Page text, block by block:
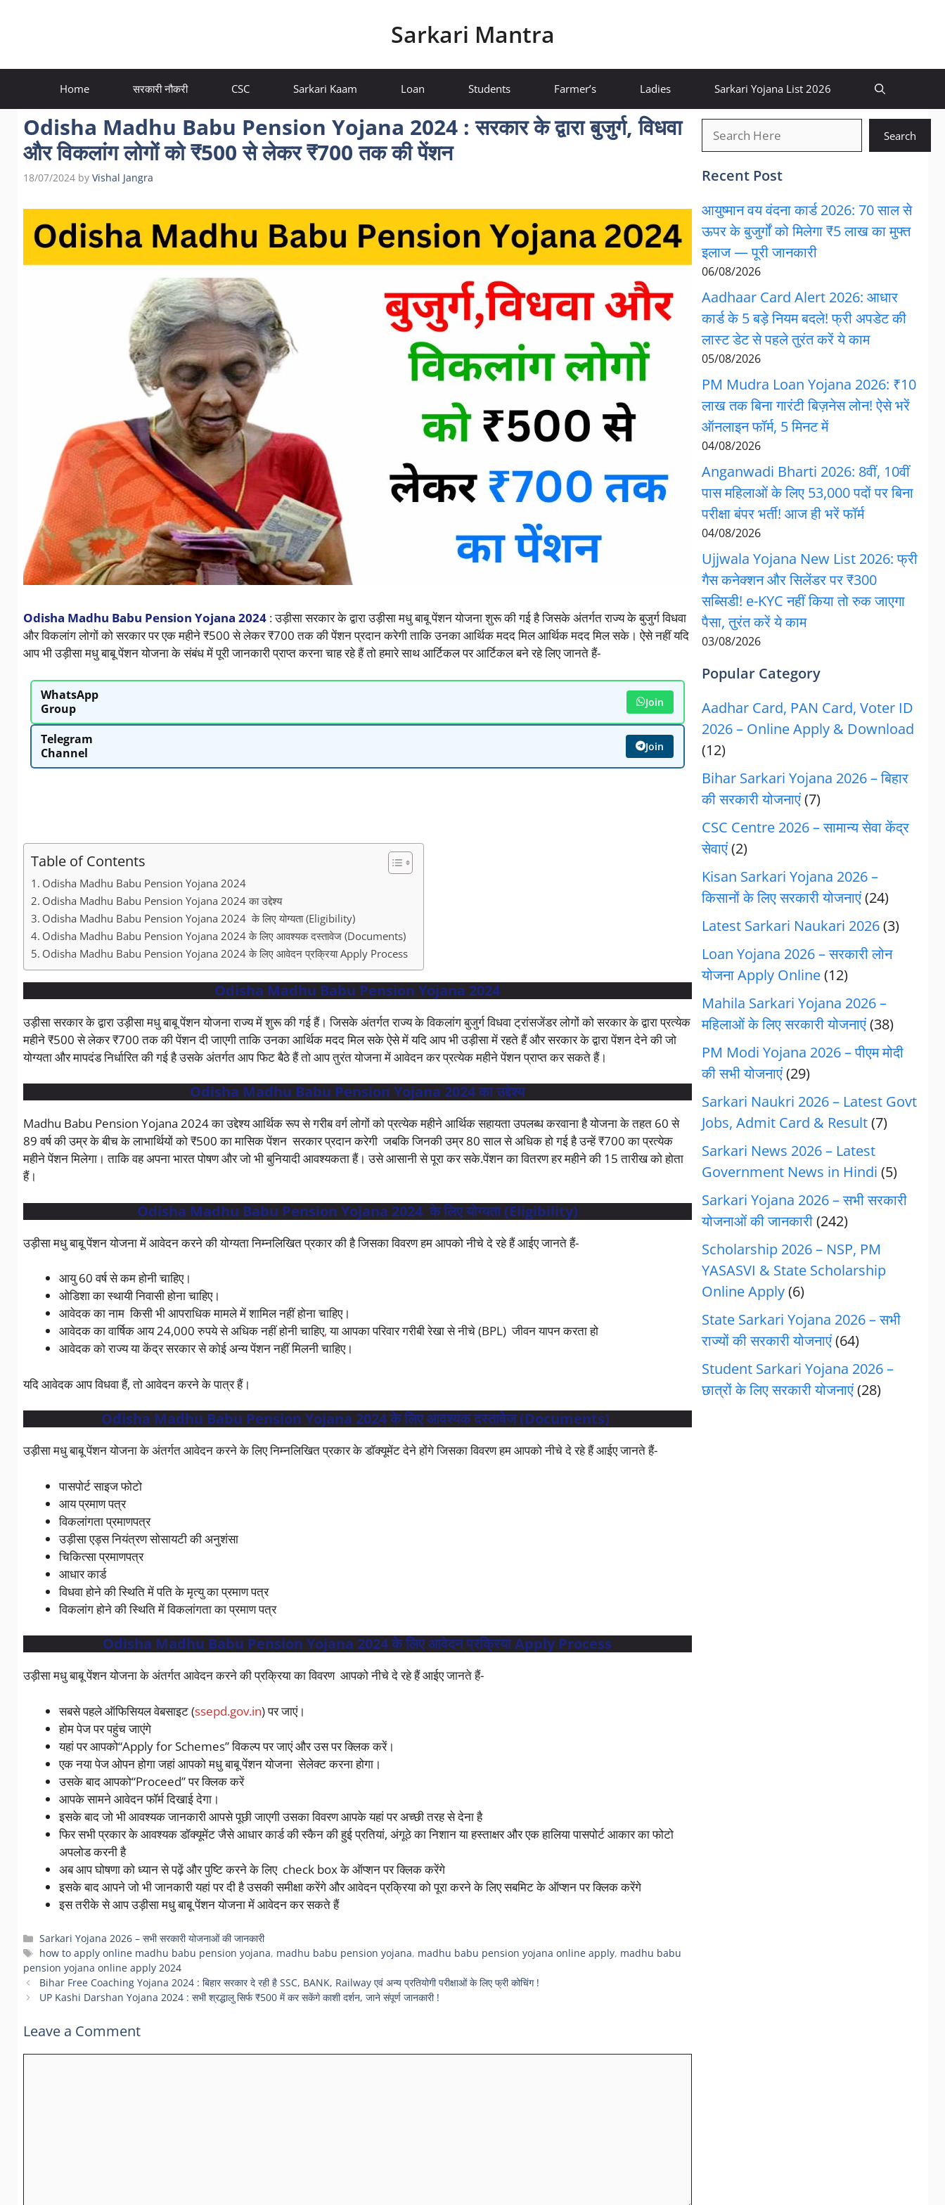
Sarkari Mantra
Home सरकारी नौकरी CSC Sarkari Kaam Loan Students Farmer’s Ladies Sarkari Yojana List 2026
Odisha Madhu Babu Pension Yojana 2024 : सरकार के द्वारा बुजुर्ग, विधवा
और विकलांग लोगों को ₹500 से लेकर ₹700 तक की पेंशन
18/07/2024 by Vishal Jangra
Odisha Madhu Babu Pension Yojana 2024: उड़ीसा सरकार के द्वारा उड़ीसा मधु बाबू पेंशन योजना शुरू की गई है जिसके अंतर्गत राज्य के बुजुर्ग विधवा
और विकलांग लोगों को सरकार पर एक महीने ₹500 से लेकर ₹700 तक की पेंशन प्रदान करेगी ताकि उनका आर्थिक मदद मिल आर्थिक मदद मिल सके। ऐसे नहीं यदि
आप भी उड़ीसा मधु बाबू पेंशन योजना के संबंध में पूरी जानकारी प्राप्त करना चाह रहे हैं तो हमारे साथ आर्टिकल पर आर्टिकल बने रहे लिए जानते हैं-
WhatsApp
Group
Join
Telegram
Channel
Join
Table of Contents
Odisha Madhu Babu Pension Yojana 2024
Odisha Madhu Babu Pension Yojana 2024 का उद्देश्य
Odisha Madhu Babu Pension Yojana 2024 के लिए योग्यता (Eligibility)
Odisha Madhu Babu Pension Yojana 2024 के लिए आवश्यक दस्तावेज (Documents)
Odisha Madhu Babu Pension Yojana 2024 के लिए आवेदन प्रक्रिया Apply Process
Odisha Madhu Babu Pension Yojana 2024
उड़ीसा सरकार के द्वारा उड़ीसा मधु बाबू पेंशन योजना राज्य में शुरू की गई हैं। जिसके अंतर्गत राज्य के विकलांग बुजुर्ग विधवा ट्रांसजेंडर लोगों को सरकार के द्वारा प्रत्येक
महीने ₹500 से लेकर ₹700 तक की पेंशन दी जाएगी ताकि उनका आर्थिक मदद मिल सके ऐसे में यदि आप भी उड़ीसा में रहते हैं और सरकार के द्वारा पेंशन देने की जो
योग्यता और मापदंड निर्धारित की गई है उसके अंतर्गत आप फिट बैठे हैं तो आप तुरंत योजना में आवेदन कर प्रत्येक महीने पेंशन प्राप्त कर सकते हैं।
Odisha Madhu Babu Pension Yojana 2024 का उद्देश्य
Madhu Babu Pension Yojana 2024 का उद्देश्य आर्थिक रूप से गरीब वर्ग लोगों को प्रत्येक महीने आर्थिक सहायता उपलब्ध करवाना है योजना के तहत 60 से
89 वर्ष की उम्र के बीच के लाभार्थियों को ₹500 का मासिक पेंशन सरकार प्रदान करेगी जबकि जिनकी उम्र 80 साल से अधिक हो गई है उन्हें ₹700 का प्रत्येक
महीने पेंशन मिलेगा। ताकि वह अपना भारत पोषण और जो भी बुनियादी आवश्यकता हैं। उसे आसानी से पूरा कर सके.पेंशन का वितरण हर महीने की 15 तारीख को होता
हैं।
Odisha Madhu Babu Pension Yojana 2024 के लिए योग्यता (Eligibility)
उड़ीसा मधु बाबू पेंशन योजना में आवेदन करने की योग्यता निम्नलिखित प्रकार की है जिसका विवरण हम आपको नीचे दे रहे हैं आईए जानते हैं-
आयु 60 वर्ष से कम होनी चाहिए।
ओडिशा का स्थायी निवासी होना चाहिए।
आवेदक का नाम किसी भी आपराधिक मामले में शामिल नहीं होना चाहिए।
आवेदक का वार्षिक आय 24,000 रुपये से अधिक नहीं होनी चाहिए,या आपका परिवार गरीबी रेखा से नीचे (BPL) जीवन यापन करता हो
आवेदक को राज्य या केंद्र सरकार से कोई अन्य पेंशन नहीं मिलनी चाहिए।
यदि आवेदक आप विधवा हैं, तो आवेदन करने के पात्र हैं।
Odisha Madhu Babu Pension Yojana 2024 के लिए आवश्यक दस्तावेज (Documents)
उड़ीसा मधु बाबू पेंशन योजना के अंतर्गत आवेदन करने के लिए निम्नलिखित प्रकार के डॉक्यूमेंट देने होंगे जिसका विवरण हम आपको नीचे दे रहे हैं आईए जानते हैं-
पासपोर्ट साइज फोटो
आय प्रमाण पत्र
विकलांगता प्रमाणपत्र
उड़ीसा एड्स नियंत्रण सोसायटी की अनुशंसा
चिकित्सा प्रमाणपत्र
आधार कार्ड
विधवा होने की स्थिति में पति के मृत्यु का प्रमाण पत्र
विकलांग होने की स्थिति में विकलांगता का प्रमाण पत्र
Odisha Madhu Babu Pension Yojana 2024 के लिए आवेदन प्रक्रिया Apply Process
उड़ीसा मधु बाबू पेंशन योजना के अंतर्गत आवेदन करने की प्रक्रिया का विवरण आपको नीचे दे रहे हैं आईए जानते हैं-
सबसे पहले ऑफिसियल वेबसाइट (ssepd.gov.in) पर जाएं।
होम पेज पर पहुंच जाएंगे
यहां पर आपको“Apply for Schemes” विकल्प पर जाएं और उस पर क्लिक करें।
एक नया पेज ओपन होगा जहां आपको मधु बाबू पेंशन योजना सेलेक्ट करना होगा।
उसके बाद आपको“Proceed” पर क्लिक करें
आपके सामने आवेदन फॉर्म दिखाई देगा।
इसके बाद जो भी आवश्यक जानकारी आपसे पूछी जाएगी उसका विवरण आपके यहां पर अच्छी तरह से देना है
फिर सभी प्रकार के आवश्यक डॉक्यूमेंट जैसे आधार कार्ड की स्कैन की हुई प्रतियां, अंगूठे का निशान या हस्ताक्षर और एक हालिया पासपोर्ट आकार का फोटो
अपलोड करनी है
अब आप घोषणा को ध्यान से पढ़ें और पुष्टि करने के लिए check box के ऑप्शन पर क्लिक करेंगे
इसके बाद आपने जो भी जानकारी यहां पर दी है उसकी समीक्षा करेंगे और आवेदन प्रक्रिया को पूरा करने के लिए सबमिट के ऑप्शन पर क्लिक करेंगे
इस तरीके से आप उड़ीसा मधु बाबू पेंशन योजना में आवेदन कर सकते हैं
Categories
Sarkari Yojana 2026 – सभी सरकारी योजनाओं की जानकारी
Tags
how to apply online madhu babu pension yojana, madhu babu pension yojana, madhu babu pension yojana online apply, madhu babu
pension yojana online apply 2024
Bihar Free Coaching Yojana 2024 : बिहार सरकार दे रही है SSC, BANK, Railway एवं अन्य प्रतियोगी परीक्षाओं के लिए फ्री कोचिंग !
UP Kashi Darshan Yojana 2024 : सभी श्रद्धालु सिर्फ ₹500 में कर सकेंगे काशी दर्शन, जाने संपूर्ण जानकारी !
Leave a Comment
Search
Recent Post
आयुष्मान वय वंदना कार्ड 2026: 70 साल से
ऊपर के बुजुर्गों को मिलेगा ₹5 लाख का मुफ्त
इलाज — पूरी जानकारी
06/08/2026
Aadhaar Card Alert 2026: आधार
कार्ड के 5 बड़े नियम बदले! फ्री अपडेट की
लास्ट डेट से पहले तुरंत करें ये काम
05/08/2026
PM Mudra Loan Yojana 2026: ₹10
लाख तक बिना गारंटी बिज़नेस लोन! ऐसे भरें
ऑनलाइन फॉर्म, 5 मिनट में
04/08/2026
Anganwadi Bharti 2026: 8वीं, 10वीं
पास महिलाओं के लिए 53,000 पदों पर बिना
परीक्षा बंपर भर्ती! आज ही भरें फॉर्म
04/08/2026
Ujjwala Yojana New List 2026: फ्री
गैस कनेक्शन और सिलेंडर पर ₹300
सब्सिडी! e-KYC नहीं किया तो रुक जाएगा
पैसा, तुरंत करें ये काम
03/08/2026
Popular Category
Aadhar Card, PAN Card, Voter ID
2026 – Online Apply & Download
(12)
Bihar Sarkari Yojana 2026 – बिहार
की सरकारी योजनाएं(7)
CSC Centre 2026 – सामान्य सेवा केंद्र
सेवाएं(2)
Kisan Sarkari Yojana 2026 –
किसानों के लिए सरकारी योजनाएं(24)
Latest Sarkari Naukari 2026(3)
Loan Yojana 2026 – सरकारी लोन
योजना Apply Online(12)
Mahila Sarkari Yojana 2026 –
महिलाओं के लिए सरकारी योजनाएं(38)
PM Modi Yojana 2026 – पीएम मोदी
की सभी योजनाएं(29)
Sarkari Naukri 2026 – Latest Govt
Jobs, Admit Card & Result(7)
Sarkari News 2026 – Latest
Government News in Hindi (5)
Sarkari Yojana 2026 – सभी सरकारी
योजनाओं की जानकारी(242)
Scholarship 2026 – NSP, PM
YASASVI & State Scholarship
Online Apply(6)
State Sarkari Yojana 2026 – सभी
राज्यों की सरकारी योजनाएं(64)
Student Sarkari Yojana 2026 –
छात्रों के लिए सरकारी योजनाएं(28)